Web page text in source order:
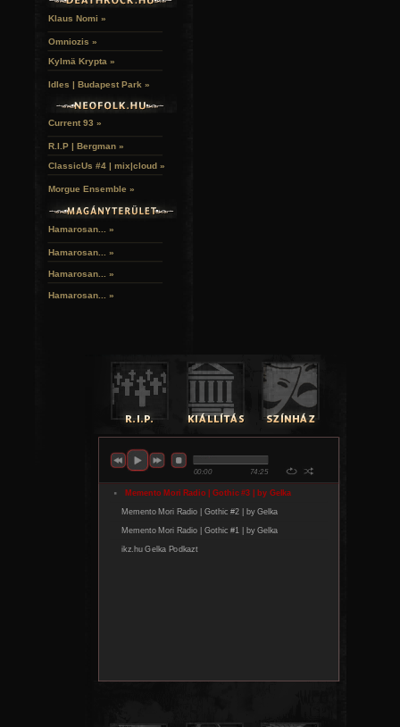
Klaus Nomi »
Omniozis »
Kylmä Krypta »
Idles | Budapest Park »
Current 93 »
R.I.P | Bergman »
ClassicUs #4 | mix|cloud »
Morgue Ensemble »
Hamarosan... »
Hamarosan... »
Hamarosan... »
Hamarosan... »